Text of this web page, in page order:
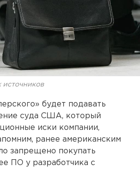
будет подавать
суда США, который
иски компании,
ранее американским
запрещено покупать
ПО у разработчика с